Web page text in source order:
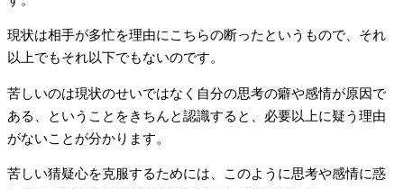
現状は相手が多忙を理由にこちらの断ったというもので、それ
以上でもそれ以下でもないのです。
苦しいのは現状のせいではなく自分の思考の癖や感情が原因で
ある、ということをきちんと認識すると、必要以上に疑う理由
がないことが分かります。
苦しい猜疑心を克服するためには、このように思考や感情に惑